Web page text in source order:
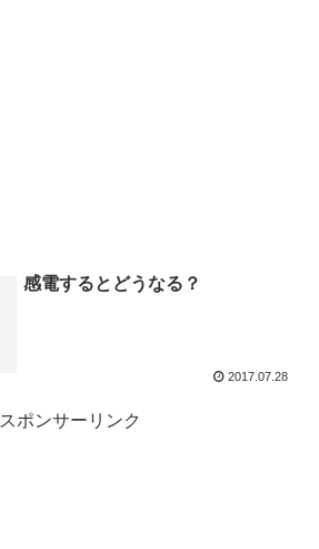
感電するとどうなる？
2017.07.28
スポンサーリンク